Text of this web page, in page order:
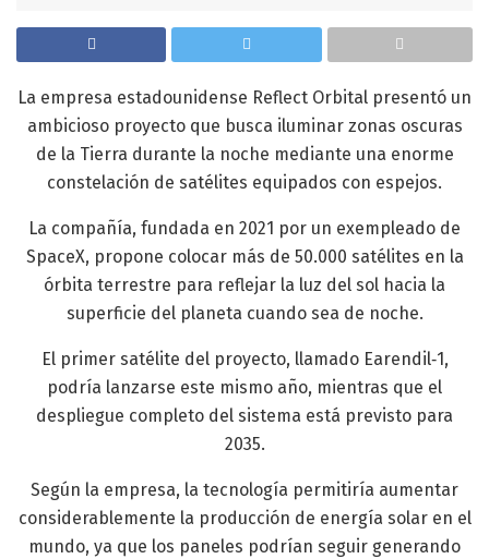
La empresa estadounidense Reflect Orbital presentó un
ambicioso proyecto que busca iluminar zonas oscuras
de la Tierra durante la noche mediante una enorme
constelación de satélites equipados con espejos.
La compañía, fundada en 2021 por un exempleado de
SpaceX, propone colocar más de 50.000 satélites en la
órbita terrestre para reflejar la luz del sol hacia la
superficie del planeta cuando sea de noche.
El primer satélite del proyecto, llamado Earendil‑1,
podría lanzarse este mismo año, mientras que el
despliegue completo del sistema está previsto para
2035.
Según la empresa, la tecnología permitiría aumentar
considerablemente la producción de energía solar en el
mundo, ya que los paneles podrían seguir generando